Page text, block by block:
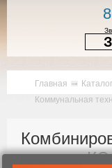
Главная
Коммунальная
машина